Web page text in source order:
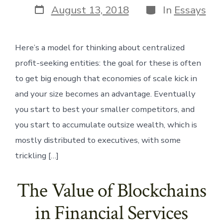
Post
date
August 13, 2018 Categories
In Essays
Here’s a model for thinking about centralized
profit-seeking entities: the goal for these is often
to get big enough that economies of scale kick in
and your size becomes an advantage. Eventually
you start to best your smaller competitors, and
you start to accumulate outsize wealth, which is
mostly distributed to executives, with some
trickling […]
The Value of Blockchains
in Financial Services